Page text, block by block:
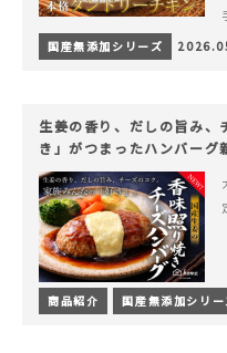
国産無添加シリーズ
生姜の香り、だしの旨み、
き」がつまったハンバーグ
商品紹介 国産無添加シリー